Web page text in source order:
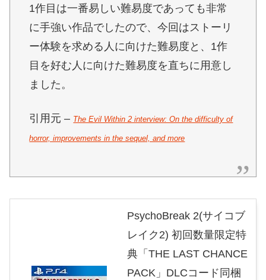
1作目は一番易しい難易度であっても非常
に手強い作品でしたので、今回はストーリ
ー体験を求める人に向けた難易度と、1作
目を好む人に向けた難易度を直ちに用意し
ました。
引用元 – The Evil Within 2 interview: On the difficulty of
horror, improvements in the sequel, and more
PsychoBreak 2(サイコブ
レイク2) 初回数量限定特
典「THE LAST CHANCE
PACK」DLCコード同梱